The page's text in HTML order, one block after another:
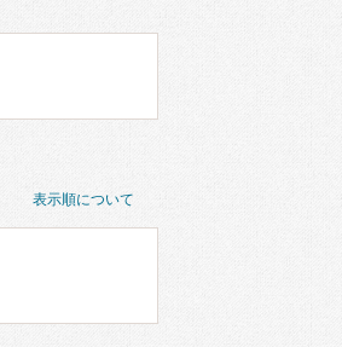
表示順について